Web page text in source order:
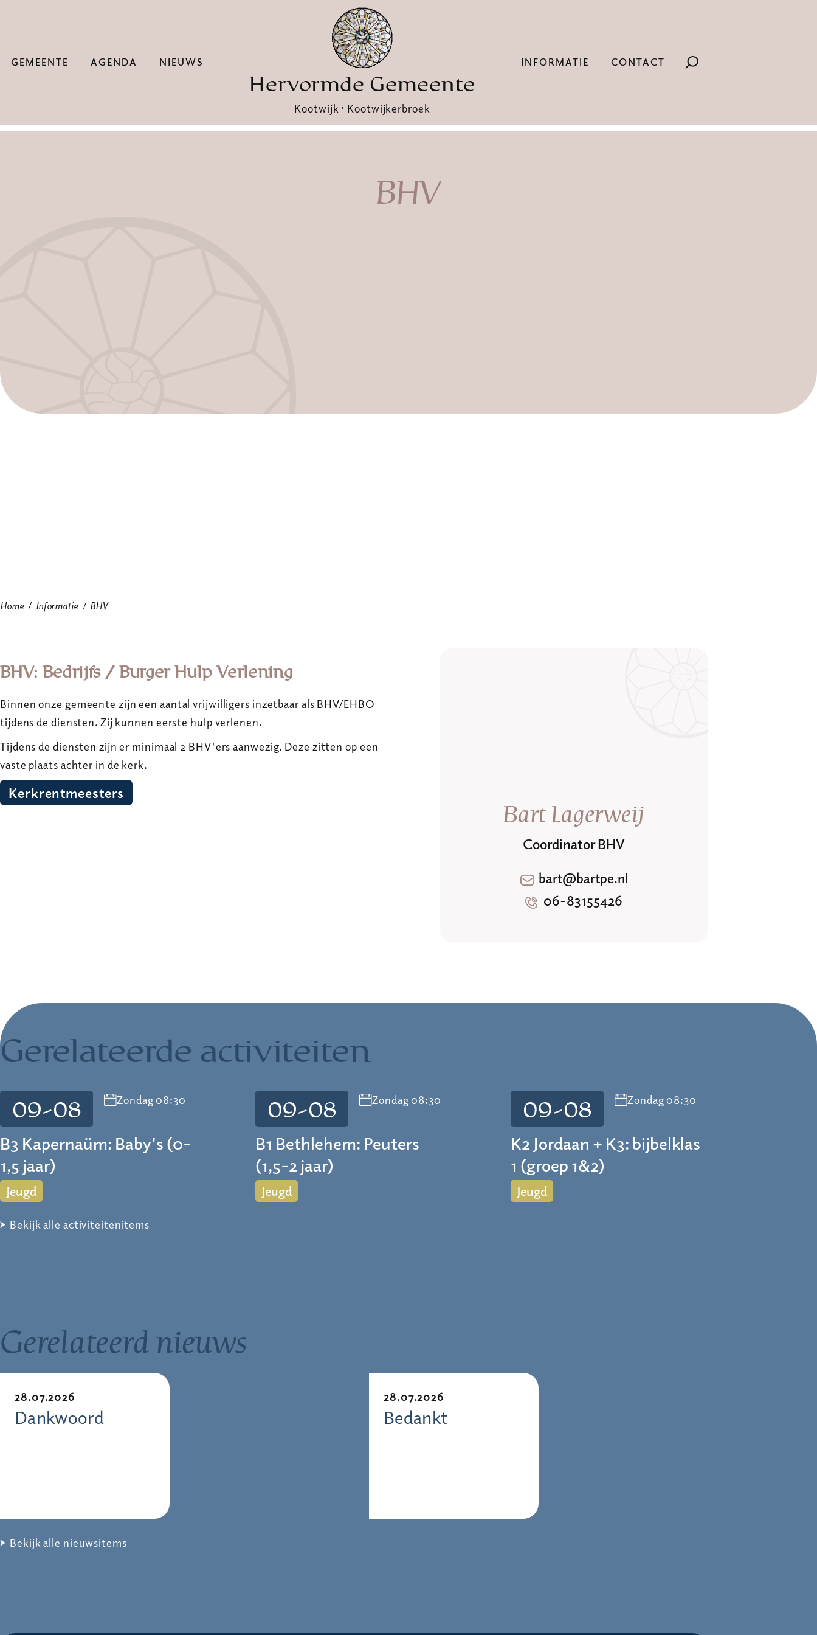
GEMEENTE AGENDA NIEUWS
Hervormde Gemeente
Kootwijk · Kootwijkerbroek
INFORMATIE CONTACT
BHV
Home Informatie BHV
BHV: Bedrijfs / Burger Hulp Verlening
Binnen onze gemeente zijn een aantal vrijwilligers inzetbaar als BHV/EHBO
tijdens de diensten. Zij kunnen eerste hulp verlenen.
Tijdens de diensten zijn er minimaal 2 BHV'ers aanwezig. Deze zitten op een
vaste plaats achter in de kerk.
Kerkrentmeesters
Bart Lagerweij
Coordinator BHV
bart@bartpe.nl
06-83155426
Gerelateerde activiteiten
09-08 Zondag 08:30
B3 Kapernaüm: Baby's (0-
1,5 jaar)
Jeugd
09-08 Zondag 08:30
B1 Bethlehem: Peuters
(1,5-2 jaar)
Jeugd
09-08 Zondag 08:30
K2 Jordaan + K3: bijbelklas
1 (groep 1&2)
Jeugd
Bekijk alle activiteitenitems
Gerelateerd nieuws
28.07.2026
Dankwoord
28.07.2026
Bedankt
Bekijk alle nieuwsitems